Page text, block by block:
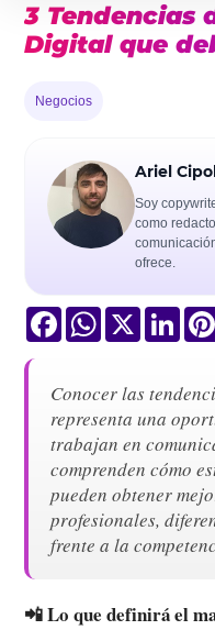
3 Tendencias
Digital que
Negocios
Ariel
Soy
como
ofrece.
FacebookWhatsApp
X
Conocer las
representa una
trabajan en
comprenden cómo
pueden obtener
profesionales,
frente a la
📲 Lo que definirá el